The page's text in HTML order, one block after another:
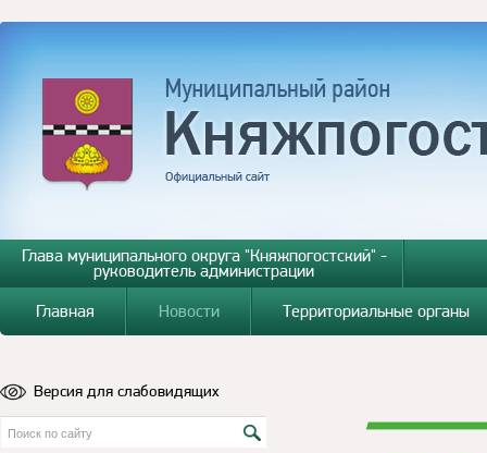
Глава муниципального округа "Княжпогостский" -
руководитель администрации
Главная
Новости Территориальные органы
Версия для слабовидящих